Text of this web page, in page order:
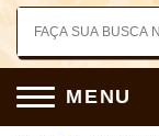
MENU